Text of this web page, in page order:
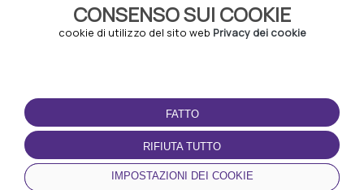
CONSENSO SUI COOKIE
cookie di utilizzo del sito web Privacy dei cookie
FATTO
RIFIUTA TUTTO
IMPOSTAZIONI DEI COOKIE
CONDIZIONI D'USO
Termini e Condizioni
Politica sulla riservatezza
Gestione dei Cookie
SCARICA L'APP